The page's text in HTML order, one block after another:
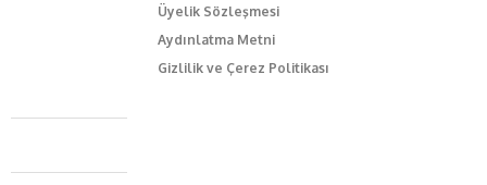
Üyelik Sözleşmesi
Aydınlatma Metni
Gizlilik ve Çerez Politikası
Caferağa Mah. Dr. Şakir Paşa Sok. No3/A Kadıköy İstanbul
+90 543 345 46 00